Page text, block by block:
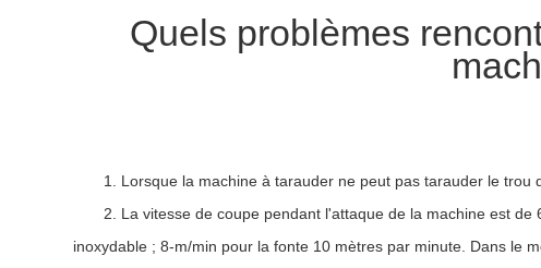
Quels problèmes
1. Lorsque la machine à tarauder ne peut pas tarauder le
2. La vitesse de coupe pendant l'attaque de la machine est
inoxydable ; 8-m/min pour la fonte 10 mètres par minute. Dans le